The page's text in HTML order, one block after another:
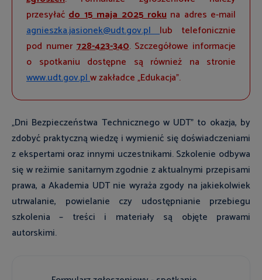
przesyłaćdo 15 maja 2025 rokuna adres e-mail
agnieszka.jasionek@udt.gov.pllub telefonicznie
pod numer728-423-340. Szczegółowe informacje
o spotkaniu dostępne są również na stronie
www.udt.gov.plw zakładce „Edukacja”.
„Dni Bezpieczeństwa Technicznego w UDT” to okazja, by
zdobyć praktyczną wiedzę i wymienić się doświadczeniami
z ekspertami oraz innymi uczestnikami. Szkolenie odbywa
się w reżimie sanitarnym zgodnie z aktualnymi przepisami
prawa, a Akademia UDT nie wyraża zgody na jakiekolwiek
utrwalanie, powielanie czy udostępnianie przebiegu
szkolenia – treści i materiały są objęte prawami
autorskimi.